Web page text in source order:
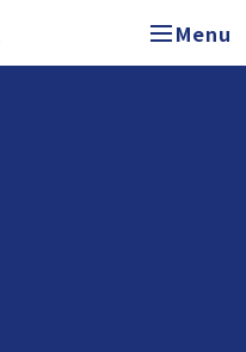
Menu